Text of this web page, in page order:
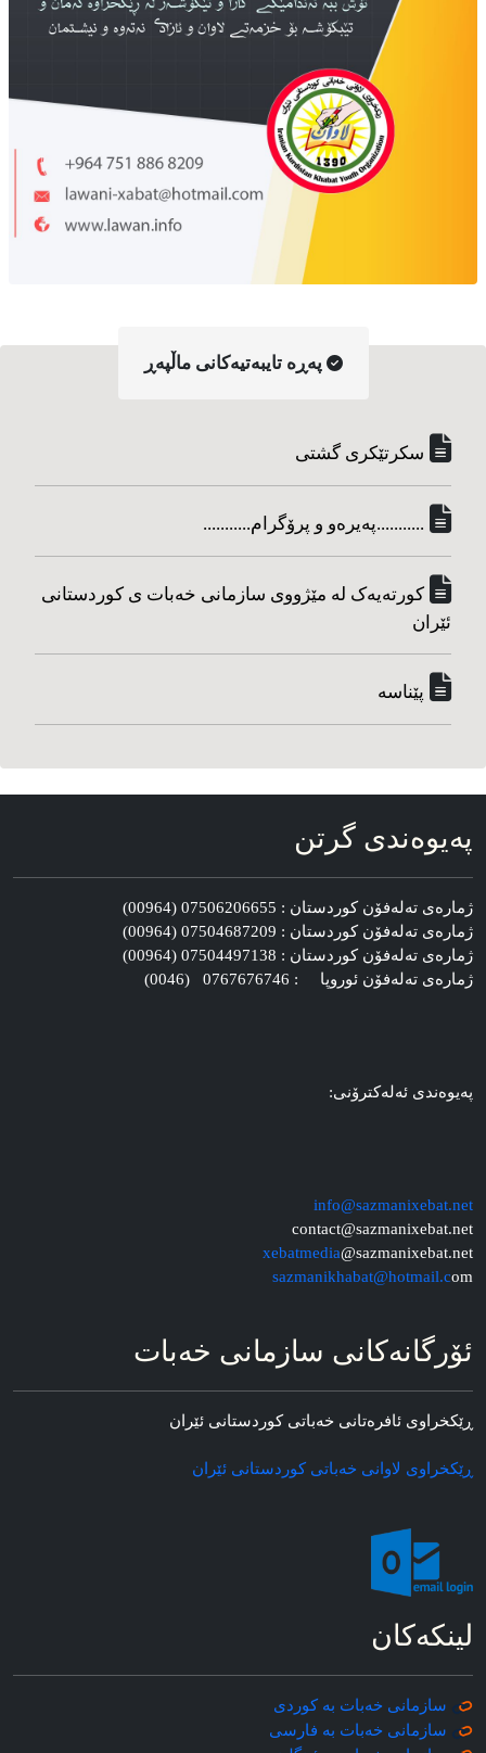
په‌ڕه‌ تایبه‌تیه‌کانی ماڵپه‌ڕ
سکرتێکری گشتی
...........په‌یره‌و و پرۆگرام...........
کورته‌یه‌ک له مێژووی سازمانی خه‌بات ی کوردستانی
ئێران
پێناسه‌
په‌یوه‌ندی گرتن
ژماره‌ی ته‌له‌فۆن کوردستان : 07506206655 (00964)
ژماره‌ی ته‌له‌فۆن کوردستان : 07504687209 (00964)
ژماره‌ی ته‌له‌فۆن کوردستان : 07504497138 (00964)
ژماره‌ی ته‌له‌فۆن ئوروپا : 0767676746 (0046)
په‌یوه‌ندی ئه‌له‌کترۆنی:
info@sazmanixebat.net
contact@sazmanixebat.net
xebatmedia@sazmanixebat.net
sazmanikhabat@hotmail.com
ئۆرگانه‌کانی سازمانی خه‌بات
ڕێکخراوی ئافره‌تانی خه‌باتی کوردستانی ئێران
ڕێکخراوی لاوانی خه‌باتی کوردستانی ئێران
لینکه‌کان
سازمانی خه‌بات به کوردی
سازمانی خه‌بات به فارسی